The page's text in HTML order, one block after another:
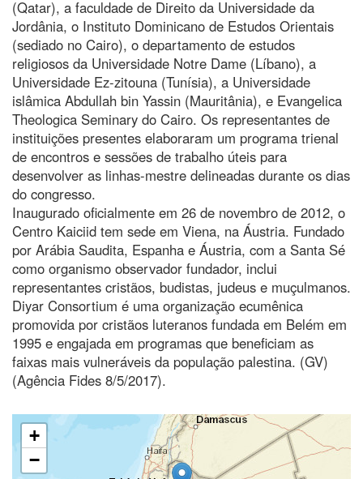
(Qatar), a faculdade de Direito da Universidade da
Jordânia, o Instituto Dominicano de Estudos Orientais
(sediado no Cairo), o departamento de estudos
religiosos da Universidade Notre Dame (Líbano), a
Universidade Ez-zitouna (Tunísia), a Universidade
islâmica Abdullah bin Yassin (Mauritânia), e Evangelica
Theologica Seminary do Cairo. Os representantes de
instituições presentes elaboraram um programa trienal
de encontros e sessões de trabalho úteis para
desenvolver as linhas-mestre delineadas durante os dias
do congresso.
Inaugurado oficialmente em 26 de novembro de 2012, o
Centro Kaiciid tem sede em Viena, na Áustria. Fundado
por Arábia Saudita, Espanha e Áustria, com a Santa Sé
como organismo observador fundador, inclui
representantes cristãos, budistas, judeus e muçulmanos.
Diyar Consortium é uma organização ecumênica
promovida por cristãos luteranos fundada em Belém em
1995 e engajada em programas que beneficiam as
faixas mais vulneráveis da população palestina. (GV)
(Agência Fides 8/5/2017).
+
−